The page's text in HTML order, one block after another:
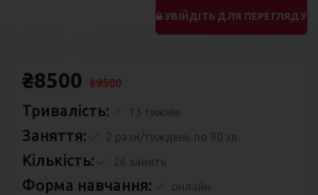
УВІЙДІТЬ ДЛЯ ПЕРЕГЛЯДУ
₴8500 ₴9500
Тривалість: 13 тижнів
Заняття: 2 рази/тиждень по 90 хв.
Кількість: 26 занять
Форма навчання: онлайн